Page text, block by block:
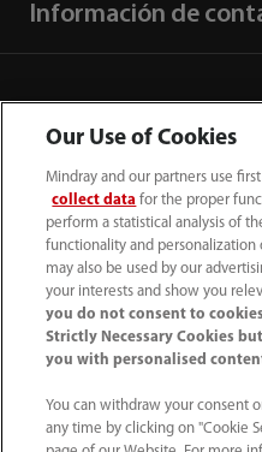
Información de
52 55 5661 9450
Condiciones de uso｜
Our Use of Cookies
Mindray and our partners use
collect data for the proper
perform a statistical analysis of
functionality and personalization
may also be used by our
your interests and show you
you do not consent to
Strictly Necessary Cookies
you with personalised
You can withdraw your consent
any time by clicking on "Cookie